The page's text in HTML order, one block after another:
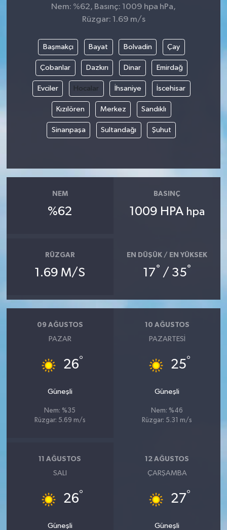
Nem: %62, Basınç: 1009 hpa hPa,
Rüzgar: 1.69 m/s
Başmakçı Bayat Bolvadin Çay
Çobanlar Dazkırı Dinar Emirdağ
Evciler Hocalar İhsaniye İscehisar
Kızılören Merkez Sandıklı
Sinanpaşa Sultandağı Şuhut
NEM
%62
BASINÇ
1009 HPA hpa
RÜZGAR
1.69 M/S
EN DÜŞÜK / EN YÜKSEK
17° / 35°
09 AĞUSTOS
PAZAR
26°
Güneşli
Nem: %35
Rüzgar: 5.69 m/s
10 AĞUSTOS
PAZARTESI
25°
Güneşli
Nem: %46
Rüzgar: 5.31 m/s
11 AĞUSTOS
SALI
26°
Güneşli
12 AĞUSTOS
ÇARŞAMBA
27°
Güneşli